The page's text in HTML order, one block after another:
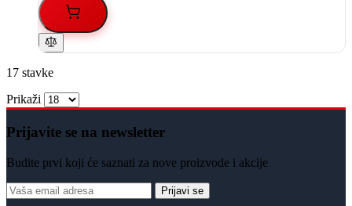
17 stavke
Prikaži
Prijavite se na newsletter
Budite prvi koji će saznati za nove proizvode i akcije
Prijavi se